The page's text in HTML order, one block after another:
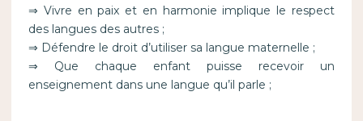
⇒ Vivre en paix et en harmonie implique le respect
des langues des autres ;
⇒ Défendre le droit d’utiliser sa langue maternelle ;
⇒ Que chaque enfant puisse recevoir un
enseignement dans une langue qu’il parle ;